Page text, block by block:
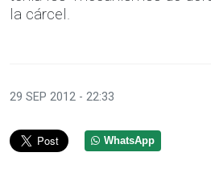
la cárcel.
29 SEP 2012 - 22:33
WhatsApp